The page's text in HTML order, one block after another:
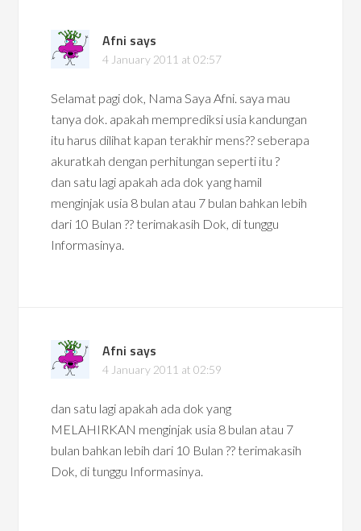
Afni says
4 January 2011 at 02:57
Selamat pagi dok, Nama Saya Afni. saya mau
tanya dok. apakah memprediksi usia kandungan
itu harus dilihat kapan terakhir mens?? seberapa
akuratkah dengan perhitungan seperti itu ?
dan satu lagi apakah ada dok yang hamil
menginjak usia 8 bulan atau 7 bulan bahkan lebih
dari 10 Bulan ?? terimakasih Dok, di tunggu
Informasinya.
Afni says
4 January 2011 at 02:59
dan satu lagi apakah ada dok yang
MELAHIRKAN menginjak usia 8 bulan atau 7
bulan bahkan lebih dari 10 Bulan ?? terimakasih
Dok, di tunggu Informasinya.